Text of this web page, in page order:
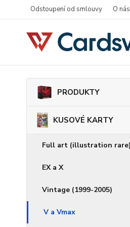
Odstoupení od smlouvy O nás
PRODUKTY
KUSOVÉ KARTY
Full art (illustration rare)
EX a X
Vintage (1999-2005)
V a Vmax